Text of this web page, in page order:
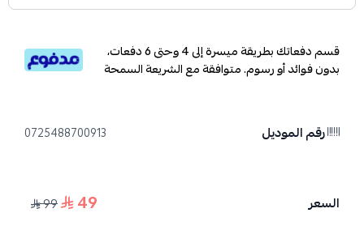
قسم دفعاتك بطريقة ميسرة إلى 4 وحتى 6 دفعات،
بدون فوائد أو رسوم. متوافقة مع الشريعة السمحة
رقم الموديل 0725488700913
السعر 49
99